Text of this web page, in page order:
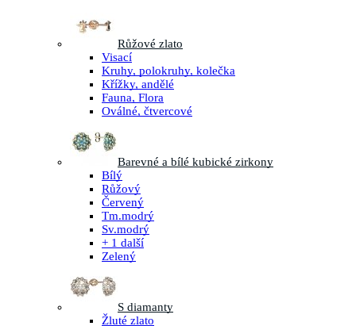
Růžové zlato
Visací
Kruhy, polokruhy, kolečka
Křížky, andělé
Fauna, Flora
Oválné, čtvercové
Barevné a bílé kubické zirkony
Bílý
Růžový
Červený
Tm.modrý
Sv.modrý
+ 1 další
Zelený
S diamanty
Žluté zlato